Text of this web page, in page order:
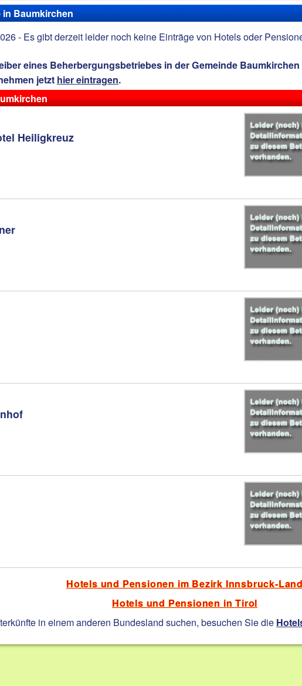
in Baumkirchen
- Es gibt derzeit leider noch keine Einträge von Hotels oder
eines Beherbergungsbetriebes in der Gemeinde
jetzt hier eintragen.
Heiligkreuz
Hotels und Pensionen im Bezirk Innsbruck-Land
Hotels und Pensionen in Tirol
in einem anderen Bundesland suchen, besuchen Sie die